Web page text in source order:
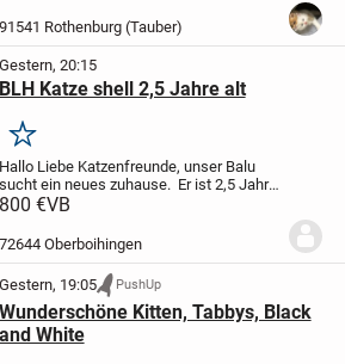
letzten FotosWir züchten Britisch
Langhaar...
91541 Rothenburg (Tauber)
Gestern, 20:15
BLH Katze shell 2,5 Jahre alt
Merken
Hallo Liebe Katzenfreunde, unser Balu
sucht ein neues zuhause. Er ist 2,5 Jahre
alt und sucht ein neues zuhause.
sich einfach.Bis dahin
800 €VB
72644 Oberboihingen
Gestern, 19:05 PushUp
Wunderschöne Kitten, Tabbys, Black
and White